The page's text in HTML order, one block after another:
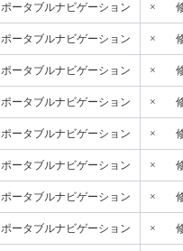
ポータブルナビゲーション ×
ポータブルナビゲーション ×
ポータブルナビゲーション ×
ポータブルナビゲーション ×
ポータブルナビゲーション ×
ポータブルナビゲーション ×
ポータブルナビゲーション ×
ポータブルナビゲーション ×